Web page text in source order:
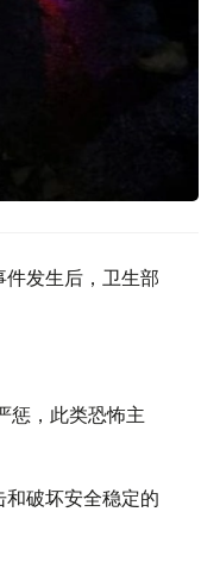
发生后，卫生部
惩，此类恐怖主
破坏安全稳定的